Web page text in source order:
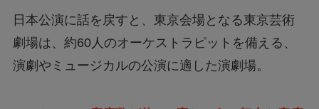
日本公演に話を戻すと、東京会場となる東京芸術
劇場は、約60人のオーケストラピットを備える、
演劇やミュージカルの公演に適した演劇場。